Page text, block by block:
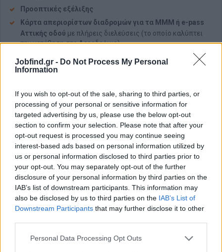
Jobfind.gr - Do Not Process My Personal
Information
If you wish to opt-out of the sale, sharing to third parties, or
processing of your personal or sensitive information for
targeted advertising by us, please use the below opt-out
section to confirm your selection. Please note that after your
opt-out request is processed you may continue seeing
interest-based ads based on personal information utilized by
us or personal information disclosed to third parties prior to
your opt-out. You may separately opt-out of the further
disclosure of your personal information by third parties on the
IAB’s list of downstream participants. This information may
also be disclosed by us to third parties on the IAB’s List of
Downstream Participants that may further disclose it to other
Personal Data Processing Opt Outs
Προοπτικές εξέλιξης
Κάρτα απεριορίστων διαδρομών για τα ΜΜΜ ή e-pass
Αττικής οδού με πλήρεις διελεύσεις (το οποίο καλύπτει
την μετάβαση στο Αεροδρόμιο).
Αν έχεις πάθος και ενθουσιασμό για τον χώρο της
εστίασης, έλα στην ομάδα μας!
βιογραφικό τους
Αίτηση - Αποστολή Βιογραφικού
Σας ενδιαφέρει η θέση εργασίας; Εγγραφείτε για να στείλετε το
βιογραφικό σας στην εταιρεία.
Εγγραφή Είσοδος